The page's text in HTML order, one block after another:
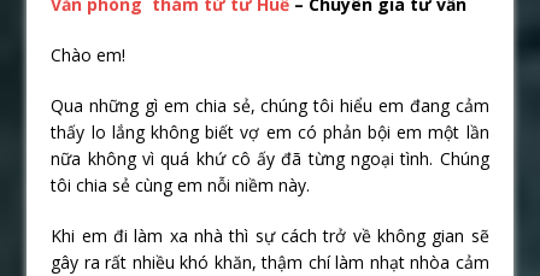
Văn phòng thám tử tư Huế– Chuyên gia tư vấn
Chào em!
Qua những gì em chia sẻ, chúng tôi hiểu em đang cảm
thấy lo lắng không biết vợ em có phản bội em một lần
nữa không vì quá khứ cô ấy đã từng ngoại tình. Chúng
tôi chia sẻ cùng em nỗi niềm này.
Khi em đi làm xa nhà thì sự cách trở về không gian sẽ
gây ra rất nhiều khó khăn, thậm chí làm nhạt nhòa cảm